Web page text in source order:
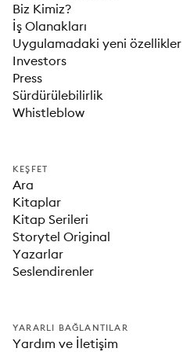
Biz Kimiz?
İş Olanakları
Uygulamadaki yeni özellikler
Investors
Press
Sürdürülebilirlik
Whistleblow
KEŞFET
Ara
Kitaplar
Kitap Serileri
Storytel Original
Yazarlar
Seslendirenler
YARARLI BAĞLANTILAR
Yardım ve İletişim